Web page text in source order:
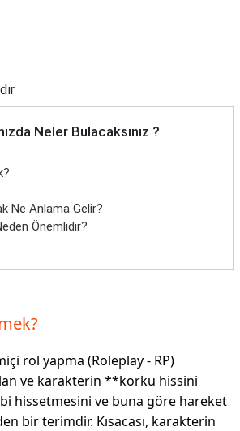
Neler Bulacaksınız ?
Ne Anlama Gelir?
Önemlidir?
rol yapma (Roleplay - RP)
ve karakterin **korku hissini
hissetmesini ve buna göre hareket
bir terimdir. Kısacası, karakterin